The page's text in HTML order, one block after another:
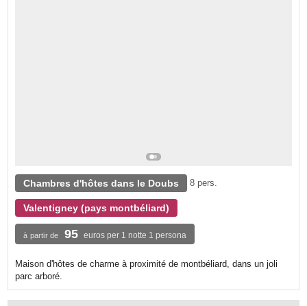
Chambres d'hôtes dans le Doubs 8 pers.
Valentigney (pays montbéliard)
à partir de 95 euros per 1 notte 1 persona
Maison d'hôtes de charme à proximité de montbéliard, dans un joli
parc arboré.